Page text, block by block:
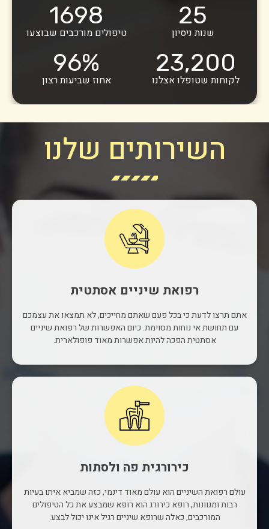
שנות ניסיון
25
טיפולים מורכבים שבוצעו
1698
לקוחות שטופלו אצלנו
23,200
אחוז שביעות רצון
%
96
השירותים שלנו
רפואת שיניים אסתטית
אתם תרצו לדעת כי בכל פעם שאתם מחייכים, לא תמצאו את עצמכם
עם תחושת אי נוחות מסוימת. כיום האפשרות של רפואת שיניים
אסתטית הפכה להיות אפשרות מאוד פופולארית.
כירורגית פה ולסתות
עולם רפואת השיניים הוא עולם מאוד דינמי, כזה שמביא איתו בעיות
רבות ומגוונות, רופא כירורג הוא רופא שמבצע את כל הטיפולים
המורכבים, כאלה שרופא שיניים רגיל אינו יכול לבצע.